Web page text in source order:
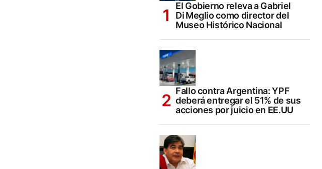
El Gobierno releva a Gabriel
Di Meglio como director del
Museo Histórico Nacional
Fallo contra Argentina: YPF
deberá entregar el 51% de sus
acciones por juicio en EE.UU